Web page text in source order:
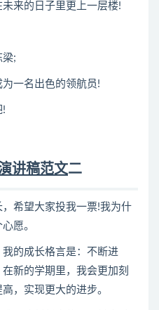
来的日子里更上一层楼!
;
一名出色的领航员!
!
讲稿范文二
希望大家投我一票!我为什
愿。
的成长格言是：不断进
新的学期里，我会更加刻
，实现更大的进步。